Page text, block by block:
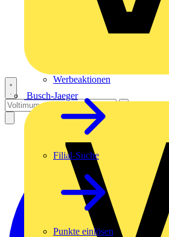
Busch-Jaeger
Werbeaktionen
Filial-Suche
Punkte einlösen